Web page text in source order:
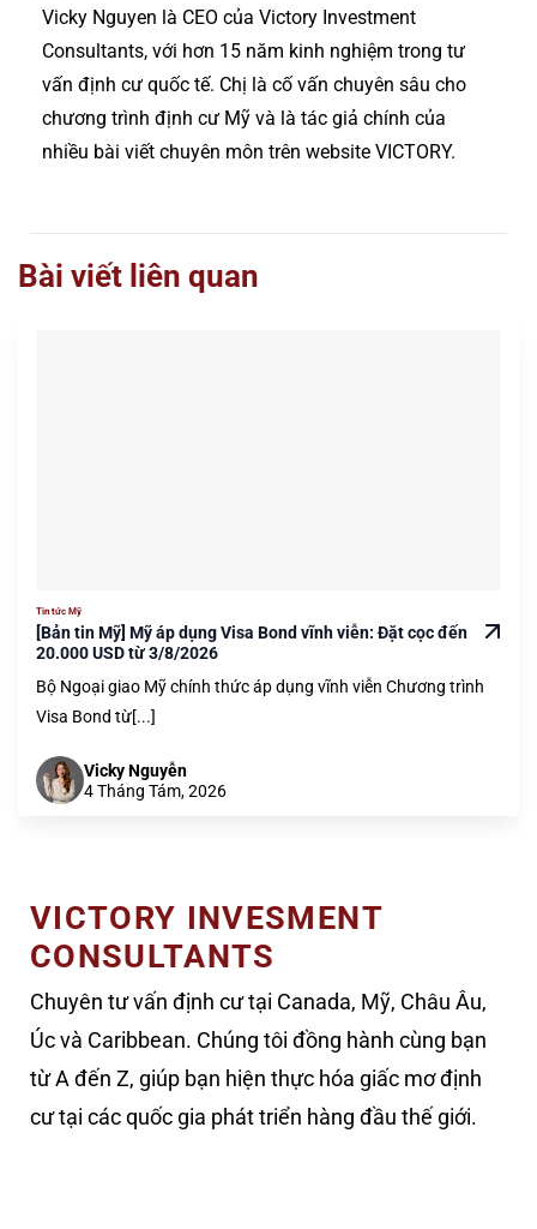
Vicky Nguyen là CEO của Victory Investment
Consultants, với hơn 15 năm kinh nghiệm trong tư
vấn định cư quốc tế. Chị là cố vấn chuyên sâu cho
chương trình định cư Mỹ và là tác giả chính của
nhiều bài viết chuyên môn trên website VICTORY.
Bài viết liên quan
Tin tức Mỹ
[Bản tin Mỹ] Mỹ áp dụng Visa Bond vĩnh viễn: Đặt cọc đến
20.000 USD từ 3/8/2026
Bộ Ngoại giao Mỹ chính thức áp dụng vĩnh viễn Chương trình
Visa Bond từ[...]
Vicky Nguyễn
4 Tháng Tám, 2026
VICTORY INVESMENT
CONSULTANTS
Chuyên tư vấn định cư tại Canada, Mỹ, Châu Âu,
Úc và Caribbean. Chúng tôi đồng hành cùng bạn
từ A đến Z, giúp bạn hiện thực hóa giấc mơ định
cư tại các quốc gia phát triển hàng đầu thế giới.